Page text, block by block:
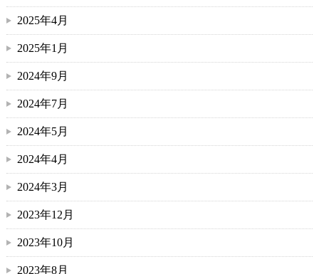
2025年4月
2025年1月
2024年9月
2024年7月
2024年5月
2024年4月
2024年3月
2023年12月
2023年10月
2023年8月